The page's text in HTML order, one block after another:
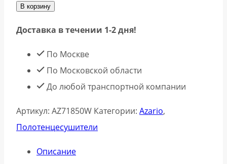
В корзину
Доставка в течении 1-2 дня!
По Москве
По Московской области
До любой транспортной компании
Артикул: AZ71850W Категории: Azario,
Полотенцесушители
Описание